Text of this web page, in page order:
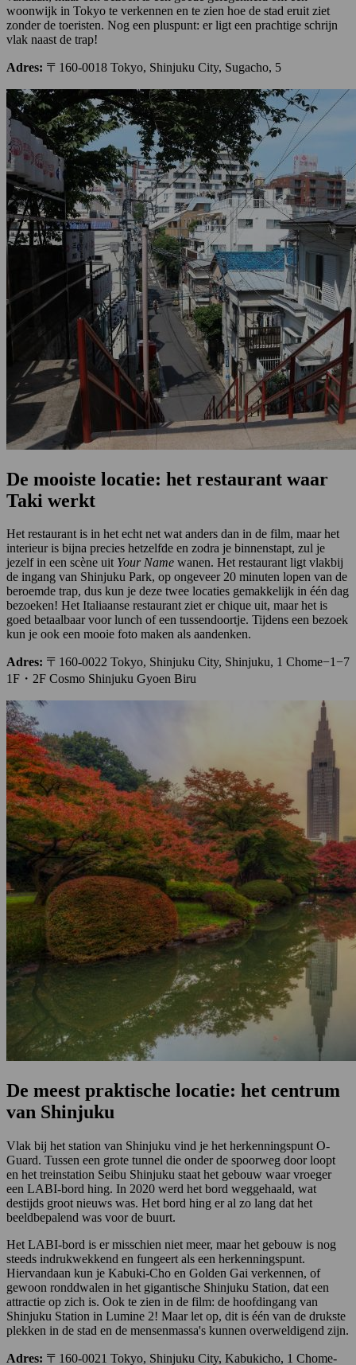
woonwijk in Tokyo te verkennen en te zien hoe de stad eruit ziet
zonder de toeristen. Nog een pluspunt: er ligt een prachtige schrijn
vlak naast de trap!
Adres: 〒160-0018 Tokyo, Shinjuku City, Sugacho, 5
De mooiste locatie: het restaurant waar
Taki werkt
Het restaurant is in het echt net wat anders dan in de film, maar het
interieur is bijna precies hetzelfde en zodra je binnenstapt, zul je
jezelf in een scène uit Your Name wanen. Het restaurant ligt vlakbij
de ingang van Shinjuku Park, op ongeveer 20 minuten lopen van de
beroemde trap, dus kun je deze twee locaties gemakkelijk in één dag
bezoeken! Het Italiaanse restaurant ziet er chique uit, maar het is
goed betaalbaar voor lunch of een tussendoortje. Tijdens een bezoek
kun je ook een mooie foto maken als aandenken.
Adres: 〒160-0022 Tokyo, Shinjuku City, Shinjuku, 1 Chome−1−7
1F・2F Cosmo Shinjuku Gyoen Biru
De meest praktische locatie: het centrum
van Shinjuku
Vlak bij het station van Shinjuku vind je het herkenningspunt O-
Guard. Tussen een grote tunnel die onder de spoorweg door loopt
en het treinstation Seibu Shinjuku staat het gebouw waar vroeger
een LABI-bord hing. In 2020 werd het bord weggehaald, wat
destijds groot nieuws was. Het bord hing er al zo lang dat het
beeldbepalend was voor de buurt.
Het LABI-bord is er misschien niet meer, maar het gebouw is nog
steeds indrukwekkend en fungeert als een herkenningspunt.
Hiervandaan kun je Kabuki-Cho en Golden Gai verkennen, of
gewoon ronddwalen in het gigantische Shinjuku Station, dat een
attractie op zich is. Ook te zien in de film: de hoofdingang van
Shinjuku Station in Lumine 2! Maar let op, dit is één van de drukste
plekken in de stad en de mensenmassa's kunnen overweldigend zijn.
Adres: 〒160-0021 Tokyo, Shinjuku City, Kabukicho, 1 Chome-